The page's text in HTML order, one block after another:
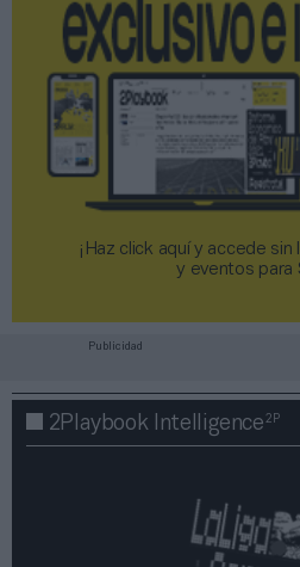
¡Haz click aquí y accede
y eventos para
Publicidad
2Playbook Intelligence2P